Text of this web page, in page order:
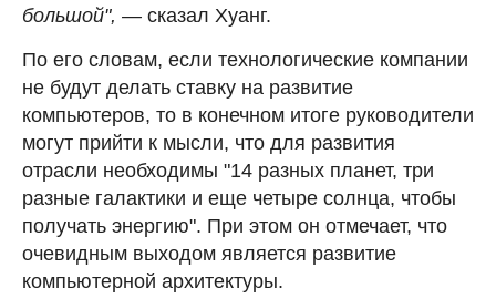
большой", — сказал Хуанг.
По его словам, если технологические компании
не будут делать ставку на развитие
компьютеров, то в конечном итоге руководители
могут прийти к мысли, что для развития
отрасли необходимы "14 разных планет, три
разные галактики и еще четыре солнца, чтобы
получать энергию". При этом он отмечает, что
очевидным выходом является развитие
компьютерной архитектуры.